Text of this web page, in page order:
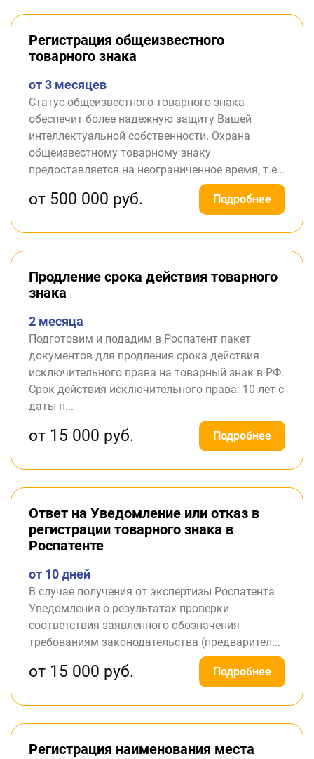
Регистрация общеизвестного
товарного знака
от 3 месяцев
Статус общеизвестного товарного знака
обеспечит более надежную защиту Вашей
интеллектуальной собственности. Охрана
общеизвестному товарному знаку
предоставляется на неограниченное время, т.е...
от 500 000 руб. Подробнее
Продление срока действия товарного
знака
2 месяца
Подготовим и подадим в Роспатент пакет
документов для продления срока действия
исключительного права на товарный знак в РФ.
Срок действия исключительного права: 10 лет с
даты п...
от 15 000 руб. Подробнее
Ответ на Уведомление или отказ в
регистрации товарного знака в
Роспатенте
от 10 дней
В случае получения от экспертизы Роспатента
Уведомления о результатах проверки
соответствия заявленного обозначения
требованиям законодательства (предварител...
от 15 000 руб. Подробнее
Регистрация наименования места